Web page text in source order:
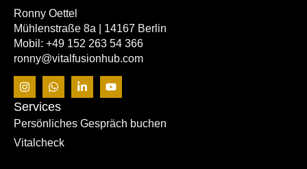
Ronny Oettel
Mühlenstraße 8a | 14167 Berlin
Mobil: +49 152 263 54 366
ronny@vitalfusionhub.com
Services
Persönliches Gespräch buchen
Vitalcheck